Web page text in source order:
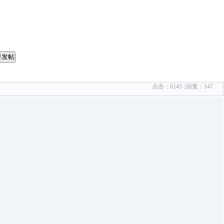
发帖
点击： 6145 | 回复： 147